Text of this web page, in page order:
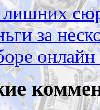
лишних
за
онлайн